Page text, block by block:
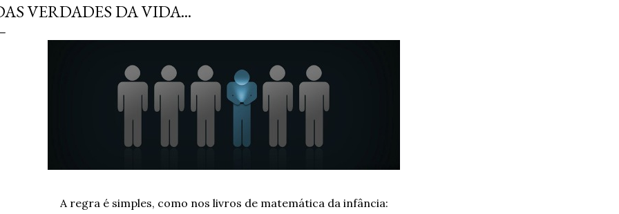
VERDADES DA VIDA...
A regra é simples, como nos livros de matemática da infância: